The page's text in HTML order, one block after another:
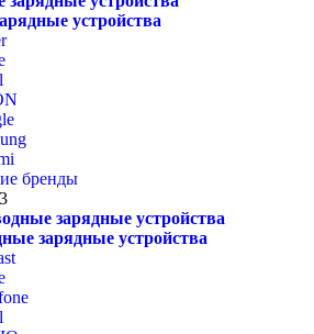
устройства
бренды
зарядные устройства